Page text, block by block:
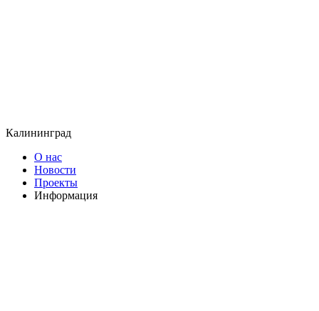
Калининград
О нас
Новости
Проекты
Информация